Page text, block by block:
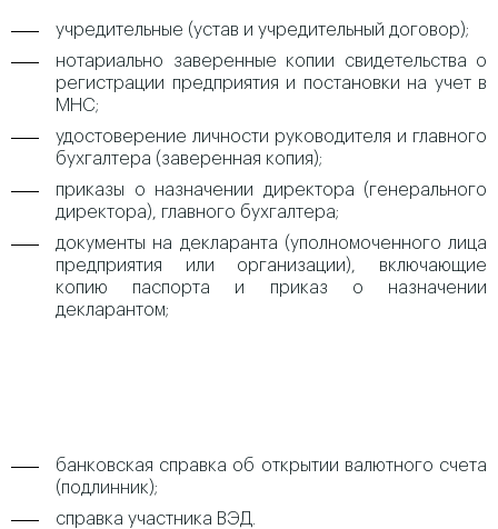
учредительные (устав и учредительный договор);
нотариально заверенные копии свидетельства о
регистрации предприятия и постановки на учет в
МНС;
удостоверение личности руководителя и главного
бухгалтера (заверенная копия);
приказы о назначении директора (генерального
директора), главного бухгалтера;
документы на декларанта (уполномоченного лица
предприятия или организации), включающие
копию паспорта и приказ о назначении
декларантом;
банковская справка об открытии валютного счета
(подлинник);
справка участника ВЭД.